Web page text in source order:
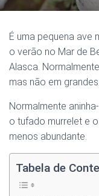
É uma pequena ave
o verão no Mar de
Alasca.
mas não em
Normalmente
o tufado murrelet e
menos abundante.
Tabela de